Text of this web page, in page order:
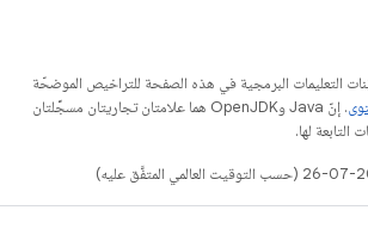
التعليمات البرمجية في هذه الصفحة للتراخيص الموضحّة
. إنّ Java وOpenJDK هما علامتان تجاريتان مسجَّلتان